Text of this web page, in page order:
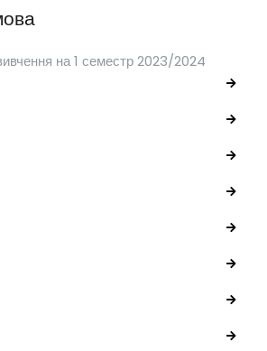
на 1 семестр 2023/2024